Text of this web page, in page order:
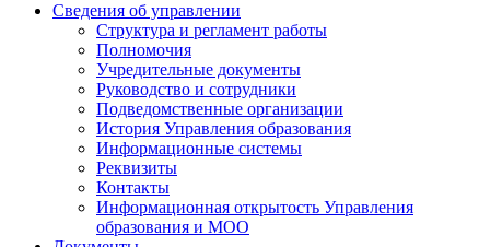
Сведения об управлении
Структура и регламент работы
Полномочия
Учредительные документы
Руководство и сотрудники
Подведомственные организации
История Управления образования
Информационные системы
Реквизиты
Контакты
Информационная открытость Управления
образования и МОО